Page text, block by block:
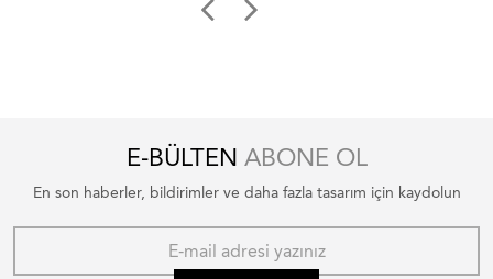
E-BÜLTEN ABONE OL
En son haberler, bildirimler ve daha fazla tasarım için kaydolun